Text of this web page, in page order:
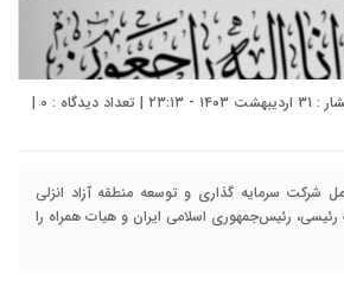
۰ |
شرکت سرمایه ‏گذاری و توسعه منطقه آزاد انزلی
رئیس‌جمهوری اسلامی ایران و هیات همراه را